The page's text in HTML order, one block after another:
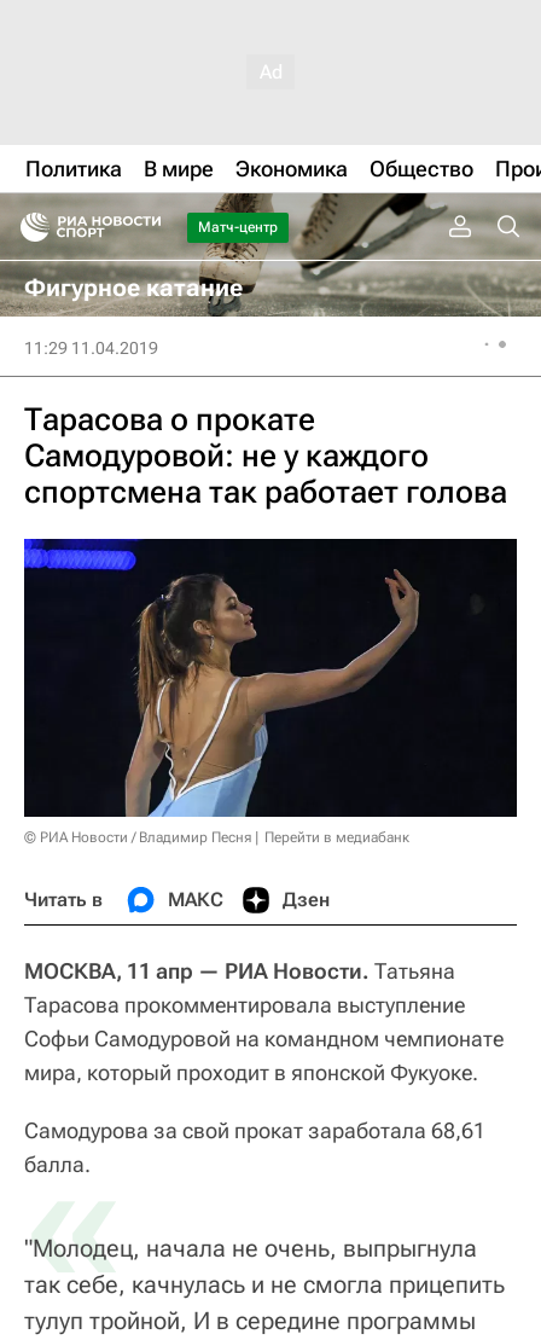
Политика В мире Экономика Общество
Матч-центр
Фигурное катание
11:29 11.04.2019
Тарасова о прокате
Самодуровой: не у каждого
спортсмена так работает голова
© РИА Новости / Владимир Песня Перейти в медиабанк
Читать в МАКС Дзен
МОСКВА, 11 апр — РИА Новости. Татьяна
Тарасова прокомментировала выступление
Софьи Самодуровой на командном чемпионате
мира, который проходит в японской Фукуоке.
Самодурова за свой прокат заработала 68,61
балла.
«
"Молодец, начала не очень, выпрыгнула
так себе, качнулась и не смогла прицепить
тулуп тройной, И в середине программы